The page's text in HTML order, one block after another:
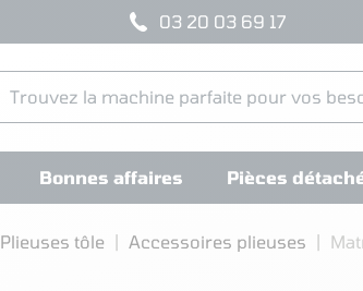
03 20 03 69 17
Bonnes affaires Pièces
Plieuses tôle Accessoires plieuses